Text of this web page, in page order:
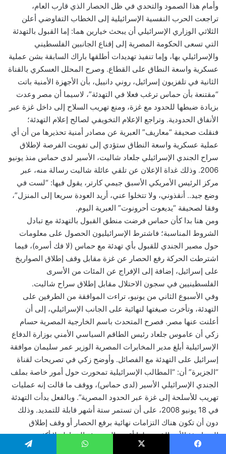
وأمام هذا الصمود والتحدي في ظل الحصار الذي قارب العام،
تراجعت الحرب النفسية الإسرائيلية إلى الخطاب التفاوضي أعلن
الثلاثي الوزاري الإسرائيلي أن يبحث خيارين هما: إما القبول بالتهدئة
التي تسعى الحكومة المصرية إلى إقناع الجانبين الفلسطيني
والإسرائيلي بها، وإما تنفيذ تهديدات أطلقها باراك السابقة بشن عملية
عسكرية واسعة النطاق على القطاع. وصرح المحلل العسكري بالقناة
الثانية في تلفزيون إسرائيل، روني دانييل، بأن الأجهزة الأمنية باتت
“مقتنعة بأن حماس ترغب فعلا في التهدئة”، لاسيما أن مصر وعدت
بزيادة ضبطها للحدود مع غزة، ومنع تهريب السلاح إلى داخل غزة عبر
الأنفاق الحدودية. وتراجع الإعلام التخويفي لصالح إعلام التهدئة؛
فنقلت صحيفة “معاريف” العبرية عن مصادر أمنية تحذيرها من أن أي
عملية عسكرية واسعة النطاق ستؤدي إلى تفويت الفرصة لإطلاق
سراح الجندي الإسرائيلي جلعاد شاليت، الأسير لدى حماس منذ يونيو
2006. وذلك غداة الإعلان عن تلقي عائلة شاليت رسالة منه، عبر
مركز الرئيس الأمريكي الأسبق جيمي كارتر، يقول فيها: “لست في
وضع جيد.. أنقذوني، ولا تتخلوا عني، أريد العودة سريعا إلى المنزل”،
وفقا لصحيفة “يديعوت أحرونوت” العبرية اليوم.
ومن هنا بدا كأن حماس فرضت منطق القبول بالتهدئة مع تبادل
الشروط المناسبة؛ فاشترط الإسرائيليون الحصول على معلومات
حول مصير الجندي للقبول بأي تهدئة مع حماس (لا فك أسره)، فيما
اشترطت الحركة رفع الحصار عن غزة مقابل وقف إطلاق الصواريخ
على إسرائيل، إضافة إلى الإفراج عن المئات من الأسرى
الفلسطينيين في سجون الاحتلال مقابل إطلاق سراح شاليت.
وفي الأسبوع الثاني من يونيو، تراءت الموافقة من الطرفين على
التهدئة، وتأخرت صيغتها لنهائية على الجانب الإسرائيلي، إلى أن
أعلنت عنها مصر. فصرح المتحدث باسم الخارجية المصرية حسام
زكي أن عاموس جلعاد رئيس الطاقم السياسي الأمني بوزارة الدفاع
الإسرائيلية أبلغ مدير المخابرات المصرية الوزير عمر سليمان موافقة
إسرائيل على التهدئة مع الفصائل. وأوضح زكي في تصريحات لقناة
“الجزيرة” أن: “المطالب الإسرائيلية تمحورت حول أمور خاصة بملف
الجندي الإسرائيلي الأسير (لدى حماس)، ووقف ما قالت إنه عمليات
تهريب للأسلحة إلى غزة عبر الحدود المصرية”. وبالفعل بدأت التهدئة
في 18 يونيو 2008، على أن تستمر ستة أشهر قابلة للتمديد. وذلك
دون أن تكون هناك التزامات نهائية برفع الحصار أو وقف إطلاق
الصواريخ؛ الأمر الذي جعلها أقرب إلى تهدئة الخواطر لا أكثر.
وبطبيعة الحال لم تلتزم إسرائيل بوقف اعتداءاتها على القطاع، بل